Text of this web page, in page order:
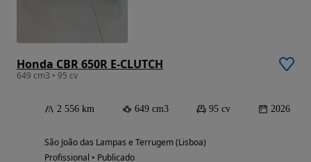
Honda CBR 650R E-CLUTCH
649 cm3 • 95 cv
2 556 km 649 cm3 95 cv 2026
São João das Lampas e Terrugem (Lisboa)
Profissional • Publicado